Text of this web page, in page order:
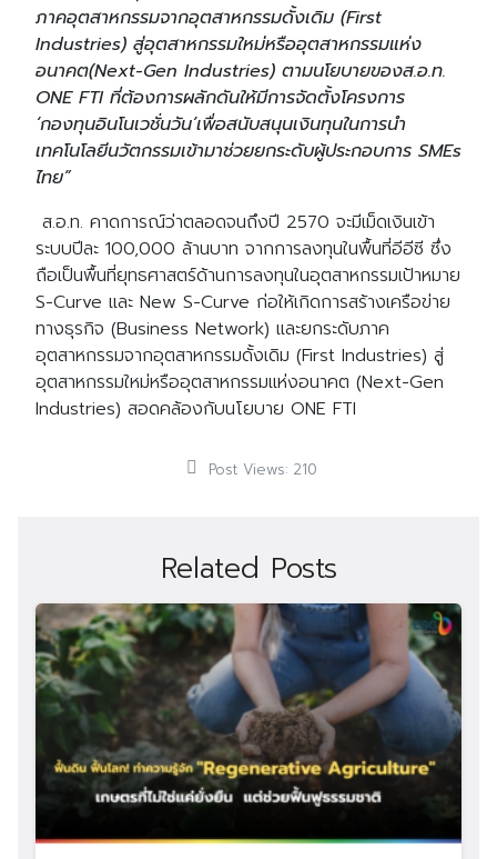
ภาคอุตสาหกรรมจากอุตสาหกรรมดั้งเดิม (First
Industries) สู่อุตสาหกรรมใหม่หรืออุตสาหกรรมแห่ง
อนาคต(Next-Gen Industries) ตามนโยบายของส.อ.ท.
ONE FTI ที่ต้องการผลักดันให้มีการจัดตั้งโครงการ
‘กองทุนอินโนเวชั่นวัน’เพื่อสนับสนุนเงินทุนในการนำ
เทคโนโลยีนวัตกรรมเข้ามาช่วยยกระดับผู้ประกอบการ SMEs
ไทย”
ส.อ.ท. คาดการณ์ว่าตลอดจนถึงปี 2570 จะมีเม็ดเงินเข้า
ระบบปีละ 100,000 ล้านบาท จากการลงทุนในพื้นที่อีอีซี ซึ่ง
ถือเป็นพื้นที่ยุทธศาสตร์ด้านการลงทุนในอุตสาหกรรมเป้าหมาย
S-Curve และ New S-Curve ก่อให้เกิดการสร้างเครือข่าย
ทางธุรกิจ (Business Network) และยกระดับภาค
อุตสาหกรรมจากอุตสาหกรรมดั้งเดิม (First Industries) สู่
อุตสาหกรรมใหม่หรืออุตสาหกรรมแห่งอนาคต (Next-Gen
Industries) สอดคล้องกับนโยบาย ONE FTI
Post Views: 210
Related Posts